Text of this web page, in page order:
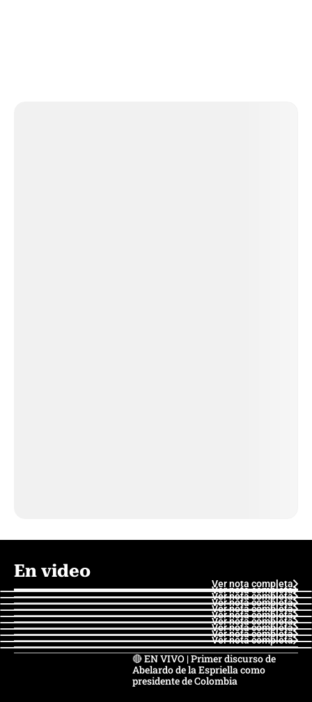
En video
Ver nota completa
Ver nota completa
Ver nota completa
Ver nota completa
Ver nota completa
Ver nota completa
Ver nota completa
Ver nota completa
Ver nota completa
Ver nota completa
🔴 EN VIVO | Primer discurso de
Abelardo de la Espriella como
presidente de Colombia